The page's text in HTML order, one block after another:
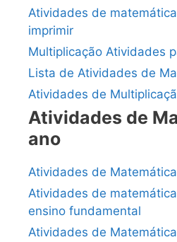
Atividades de
imprimir
Multiplicação Atividades
Lista de Atividades de
Atividades de
Atividades de
ano
Atividades de
Atividades de
ensino fundamental
Atividades de